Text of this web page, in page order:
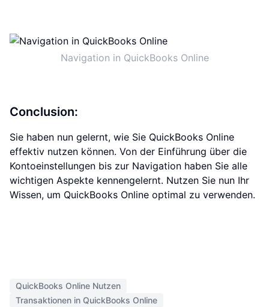
Navigation in QuickBooks Online
Conclusion:
Sie haben nun gelernt, wie Sie QuickBooks Online
effektiv nutzen können. Von der Einführung über die
Kontoeinstellungen bis zur Navigation haben Sie alle
wichtigen Aspekte kennengelernt. Nutzen Sie nun Ihr
Wissen, um QuickBooks Online optimal zu verwenden.
QuickBooks Online Nutzen
Transaktionen in QuickBooks Online